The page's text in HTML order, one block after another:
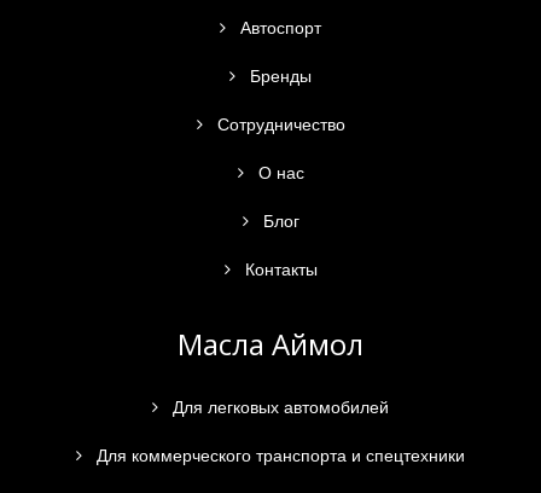
Автоспорт
Бренды
Сотрудничество
О нас
Блог
Контакты
Масла Аймол
Для легковых автомобилей
Для коммерческого транспорта и спецтехники